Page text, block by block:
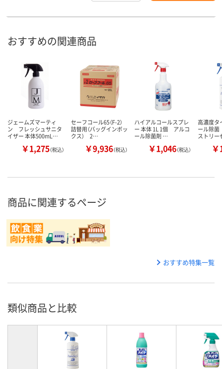
おすすめの関連商品
ジェームズマーティ
ン フレッシュサニタ
イザー 本体500mL…
￥1,275（税込）
セーフコール65（F-2）
詰替用（バッグインボッ
クス） 2…
￥9,936（税込）
ハイアルコールスプレ
ー 本体 1L 1個 アルコ
ール除菌剤 …
￥1,046（税込）
高濃度
ール除
ストリ
商品に関連するページ
おすすめ特集一覧
類似商品と比較